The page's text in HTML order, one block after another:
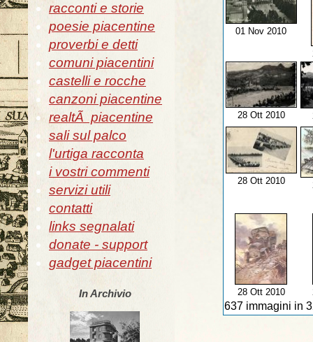
racconti e storie
poesie piacentine
proverbi e detti
comuni piacentini
castelli e rocche
canzoni piacentine
realtÃ piacentine
sali sul palco
l'urtiga racconta
i vostri commenti
servizi utili
contatti
links segnalati
donate - support
gadget piacentini
In Archivio
01 Nov 2010
28 Ott 2010
28 Ott 2010
28 Ott 2010
637 immagini in